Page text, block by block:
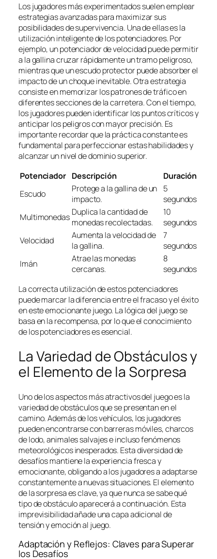
Los jugadores más experimentados suelen emplear
estrategias avanzadas para maximizar sus
posibilidades de supervivencia. Una de ellas es la
utilización inteligente de los potenciadores. Por
ejemplo, un potenciador de velocidad puede permitir
a la gallina cruzar rápidamente un tramo peligroso,
mientras que un escudo protector puede absorber el
impacto de un choque inevitable. Otra estrategia
consiste en memorizar los patrones de tráfico en
diferentes secciones de la carretera. Con el tiempo,
los jugadores pueden identificar los puntos críticos y
anticipar los peligros con mayor precisión. Es
importante recordar que la práctica constante es
fundamental para perfeccionar estas habilidades y
alcanzar un nivel de dominio superior.
Potenciador Descripción
Duración
Escudo
Protege a la gallina de un
impacto.
5
segundos
Multimonedas Duplica la cantidad de
monedas recolectadas.
10
segundos
Velocidad
Aumenta la velocidad de
la gallina.
7
segundos
Imán
Atrae las monedas
cercanas.
8
segundos
La correcta utilización de estos potenciadores
puede marcar la diferencia entre el fracaso y el éxito
en este emocionante juego. La lógica del juego se
basa en la recompensa, por lo que el conocimiento
de los potenciadores es esencial.
La Variedad de Obstáculos y
el Elemento de la Sorpresa
Uno de los aspectos más atractivos del juego es la
variedad de obstáculos que se presentan en el
camino. Además de los vehículos, los jugadores
pueden encontrarse con barreras móviles, charcos
de lodo, animales salvajes e incluso fenómenos
meteorológicos inesperados. Esta diversidad de
desafíos mantiene la experiencia fresca y
emocionante, obligando a los jugadores a adaptarse
constantemente a nuevas situaciones. El elemento
de la sorpresa es clave, ya que nunca se sabe qué
tipo de obstáculo aparecerá a continuación. Esta
imprevisibilidad añade una capa adicional de
tensión y emoción al juego.
Adaptación y Reflejos: Claves para Superar
los Desafíos